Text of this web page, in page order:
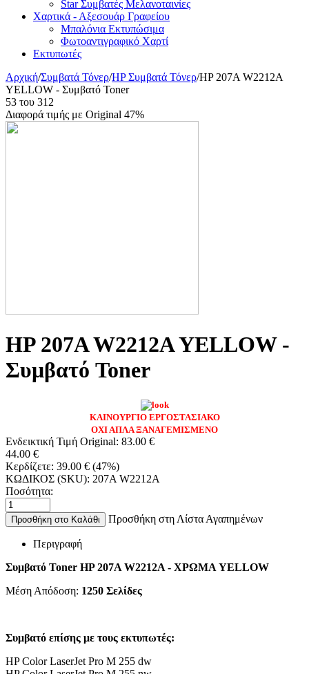
Star Συμβατές Μελανοταινίες
Χαρτικά - Αξεσουάρ Γραφείου
Μπαλόνια Εκτυπώσιμα
Φωτοαντιγραφικό Χαρτί
Εκτυπωτές
Αρχική/Συμβατά Τόνερ/HP Συμβατά Τόνερ/HP 207A W2212A
YELLOW - Συμβατό Toner
53 του 312
Διαφορά τιμής με Original 47%
HP 207A W2212A YELLOW -
Συμβατό Toner
ΚΑΙΝΟΥΡΓΙΟ ΕΡΓΟΣΤΑΣΙΑΚΟ
ΟΧΙ ΑΠΛΑ ΞΑΝΑΓΕΜΙΣΜΕΝΟ
Ενδεικτική Τιμή Original: 83.00 €
44.00 €
Κερδίζετε: 39.00 € (47%)
ΚΩΔΙΚΟΣ (SKU): 207A W2212A
Ποσότητα:
Προσθήκη στο Καλάθι Προσθήκη στη Λίστα Αγαπημένων
Περιγραφή
Συμβατό Toner HP 207A W2212A - ΧΡΩΜΑ YELLOW
Μέση Απόδοση: 1250 Σελίδες
Συμβατό επίσης με τους εκτυπωτές:
HP Color LaserJet Pro M 255 dw